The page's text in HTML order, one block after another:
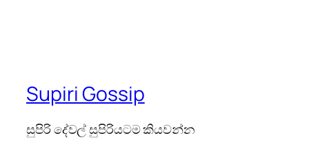
Supiri Gossip
සුපිරි දේවල් සුපිරියටම කියවන්න